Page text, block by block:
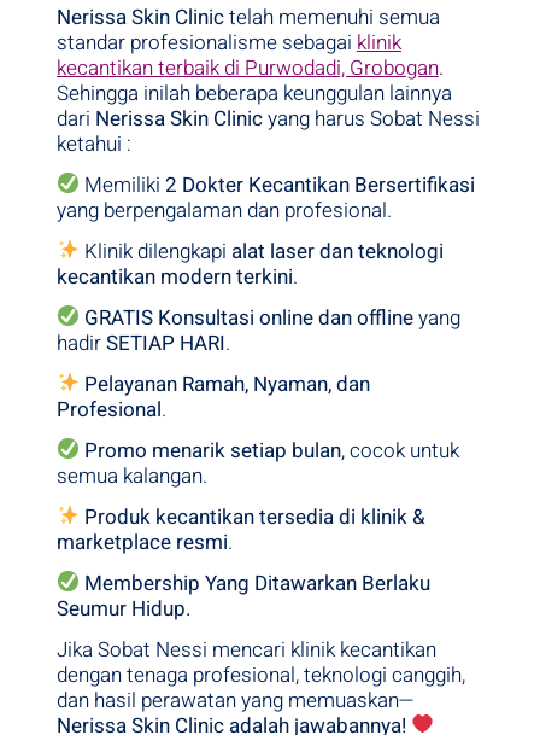
Nerissa Skin Clinictelah memenuhi semua
standar profesionalisme sebagai klinik
kecantikan terbaik di Purwodadi, Grobogan.
Sehingga inilah beberapa keunggulan lainnya
dari Nerissa Skin Clinicyang harus Sobat Nessi
ketahui :
Memiliki2 Dokter Kecantikan Bersertifikasi
yang berpengalaman dan profesional.
Klinik dilengkapi alat laser dan teknologi
kecantikan modern terkini.
GRATIS Konsultasi online dan offlineyang
hadirSETIAP HARI.
Pelayanan Ramah, Nyaman, dan
Profesional.
Promo menarik setiap bulan, cocok untuk
semua kalangan.
Produk kecantikan tersedia di klinik &
marketplace resmi.
Membership Yang Ditawarkan Berlaku
Seumur Hidup.
Jika Sobat Nessi mencari klinik kecantikan
dengan tenaga profesional, teknologi canggih,
dan hasil perawatan yang memuaskan—
Nerissa Skin Clinic adalah jawabannya!